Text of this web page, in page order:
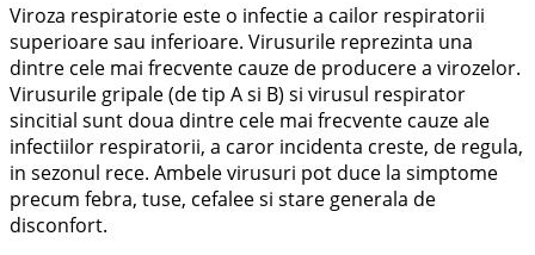
Viroza respiratorie este o infectie a cailor respiratorii
superioare sau inferioare. Virusurile reprezinta una
dintre cele mai frecvente cauze de producere a virozelor.
Virusurile gripale (de tip A si B) si virusul respirator
sincitial sunt doua dintre cele mai frecvente cauze ale
infectiilor respiratorii, a caror incidenta creste, de regula,
in sezonul rece. Ambele virusuri pot duce la simptome
precum febra, tuse, cefalee si stare generala de
disconfort.